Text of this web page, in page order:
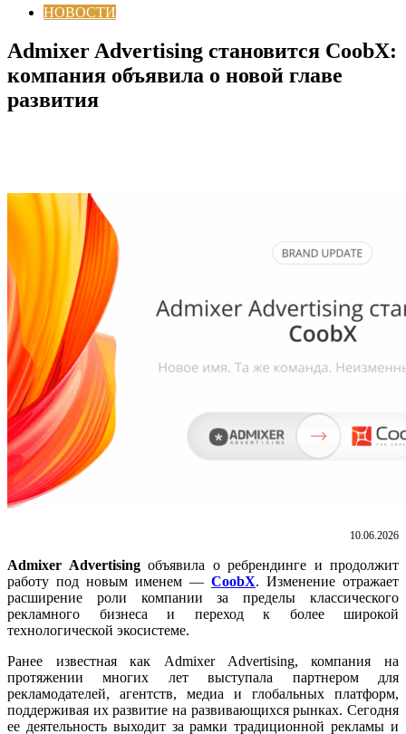
НОВОСТИ
Admixer Advertising становится CoobX:
компания объявила о новой главе
развития
10.06.2026
Admixer Advertisingобъявила о ребрендинге и продолжит
работу под новым именем — CoobX. Изменение отражает
расширение роли компании за пределы классического
рекламного бизнеса и переход к более широкой
технологической экосистеме.
Ранее известная как Admixer Advertising, компания на
протяжении многих лет выступала партнером для
рекламодателей, агентств, медиа и глобальных платформ,
поддерживая их развитие на развивающихся рынках. Сегодня
ее деятельность выходит за рамки традиционной рекламы и